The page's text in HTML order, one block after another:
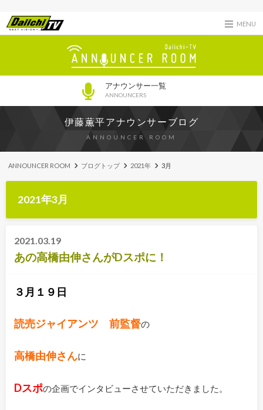
MENU
アナウンサー一覧
ANNOUNCERS
伊藤薫平アナウンサーブログ
ANNOUNCER ROOM
ANNOUNCER ROOM ブログトップ 2021年 3月
2021年3月
2021.03.19
あの高橋由伸さんがDスポに！
３月１９日
読売ジャイアンツ 前監督の
高橋由伸さんに
Dスポの企画でインタビューさせていただきました。